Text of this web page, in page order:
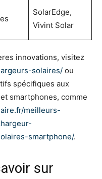
SolarEdge,
Vivint Solar
innovations, visitez
solaires/ ou
spécifiques aux
smartphones, comme
meilleurs-
smartphone/.
sur